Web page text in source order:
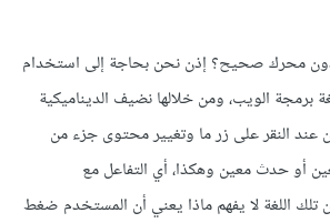
محرك صحيح؟ إذن نحن بحاجة إلى استخدام
الويب، ومن خلالها نضيف الديناميكية
عند النقر على زر ما وتغيير محتوى جزء من
أو حدث معين وهكذا، أي التفاعل مع
تلك اللغة لا يفهم ماذا يعني أن المستخدم ضغط